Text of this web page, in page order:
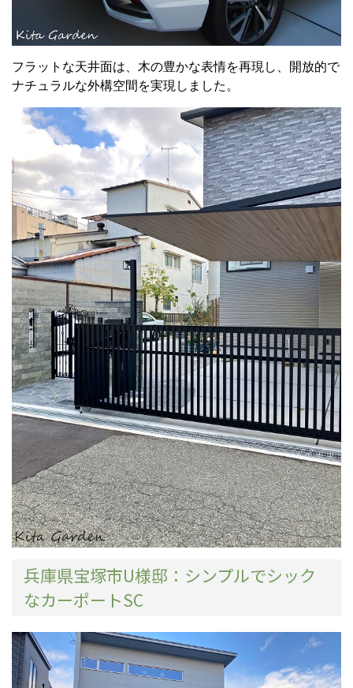
フラットな天井面は、木の豊かな表情を再現し、開放的で
ナチュラルな外構空間を実現しました。
兵庫県宝塚市U様邸：シンプルでシック
なカーポートSC